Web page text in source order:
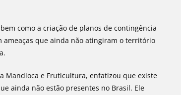
como a criação de planos de contingência
ameaças que ainda não atingiram o território
Mandioca e Fruticultura, enfatizou que existe
ainda não estão presentes no Brasil. Ele